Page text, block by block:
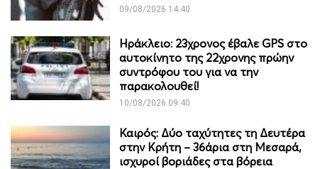
09/08/2026 14:40
Ηράκλειο: 23χρονος έβαλε GPS στο
αυτοκίνητο της 22χρονης πρώην
συντρόφου του για να την
παρακολουθεί!
10/08/2026 09:40
Καιρός: Δύο ταχύτητες τη Δευτέρα
στην Κρήτη – 36άρια στη Μεσαρά,
ισχυροί βοριάδες στα βόρεια